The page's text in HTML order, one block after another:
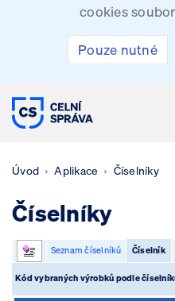
cookies
Pouze nutné
CELNÍ
Úvod Aplikace Číselníky
Číselníky
Seznam číselníků Číselník
Kód vybraných výrobků podle